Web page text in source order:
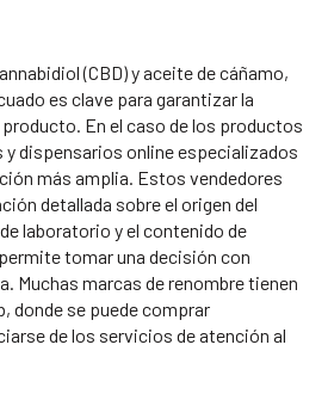
(CBD) y aceite de cáñamo,
es clave para garantizar la
producto. En el caso de los productos
y dispensarios online especializados
más amplia. Estos vendedores
detallada sobre el origen del
laboratorio y el contenido de
tomar una decisión con
Muchas marcas de renombre tienen
donde se puede comprar
de los servicios de atención al